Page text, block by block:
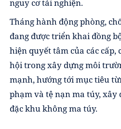
nguy cơ tái nghiện.
Tháng hành động phòng,
đang được triển khai đồng
hiện quyết tâm của các cấp,
hội trong xây dựng môi
mạnh, hướng tới mục tiêu
phạm và tệ nạn ma túy, xây
đặc khu không ma túy.